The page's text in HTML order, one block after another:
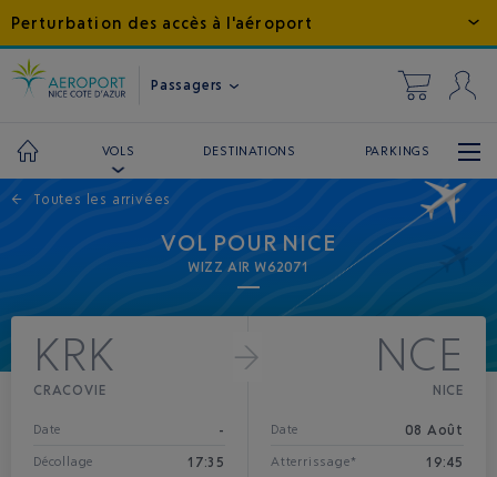
Perturbation des accès à l'aéroport
Passagers
VOLS DESTINATIONS PARKINGS
← Toutes les arrivées
VOL POUR NICE
WIZZ AIR W62071
KRK
CRACOVIE
Date -
Décollage 17:35
NCE
NICE
Date 08 Août
Atterrissage* 19:45